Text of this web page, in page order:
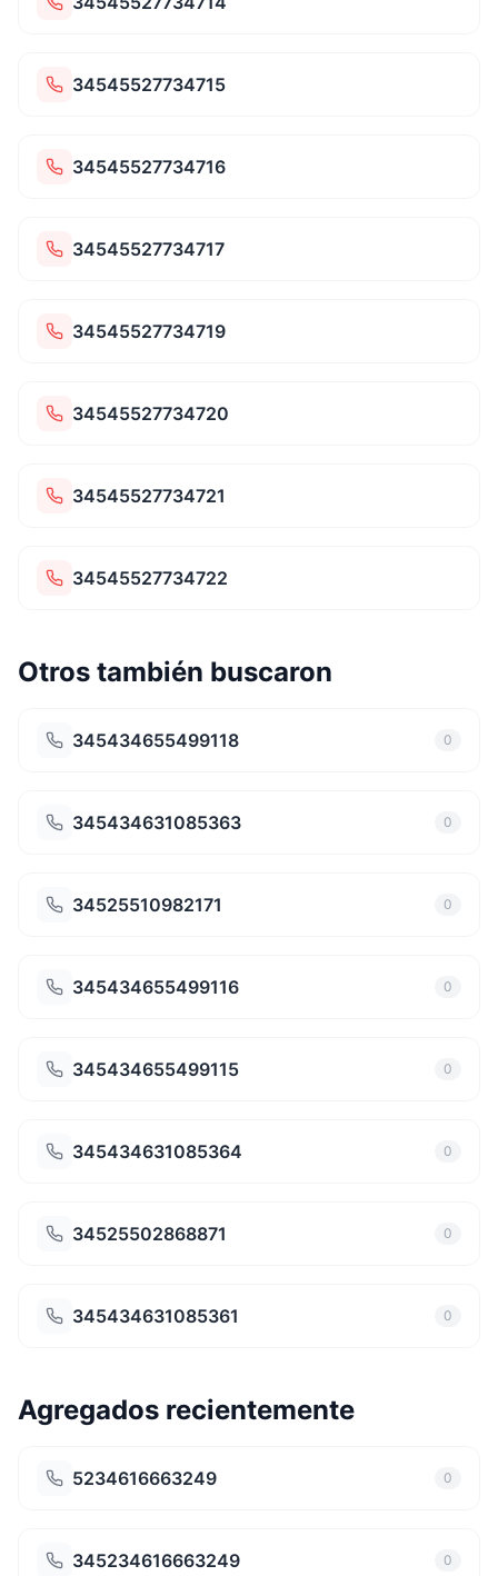
34545527734715
34545527734716
34545527734717
34545527734719
34545527734720
34545527734721
34545527734722
Otros también buscaron
345434655499118 0
345434631085363 0
34525510982171 0
345434655499116 0
345434655499115 0
345434631085364 0
34525502868871 0
345434631085361 0
Agregados recientemente
5234616663249 0
345234616663249 0